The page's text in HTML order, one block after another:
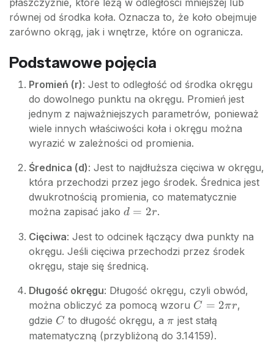
płaszczyźnie, które leżą w odległości mniejszej lub
równej od środka koła. Oznacza to, że koło obejmuje
zarówno okrąg, jak i wnętrze, które on ogranicza.
Podstawowe pojęcia
Promień (r): Jest to odległość od środka okręgu
do dowolnego punktu na okręgu. Promień jest
jednym z najważniejszych parametrów, ponieważ
wiele innych właściwości koła i okręgu można
wyrazić w zależności od promienia.
Średnica (d): Jest to najdłuższa cięciwa w okręgu,
która przechodzi przez jego środek. Średnica jest
dwukrotnością promienia, co matematycznie
można zapisać jako d
2r
d = 2r.
Cięciwa: Jest to odcinek łączący dwa punkty na
okręgu. Jeśli cięciwa przechodzi przez środek
okręgu, staje się średnicą.
Długość okręgu: Długość okręgu, czyli obwód,
można obliczyć za pomocą wzoru C =
2\pi
r
C = 2πr,
gdzie C
C to długość okręgu, a\pi
π jest stałą
matematyczną (przybliżoną do 3.14159).